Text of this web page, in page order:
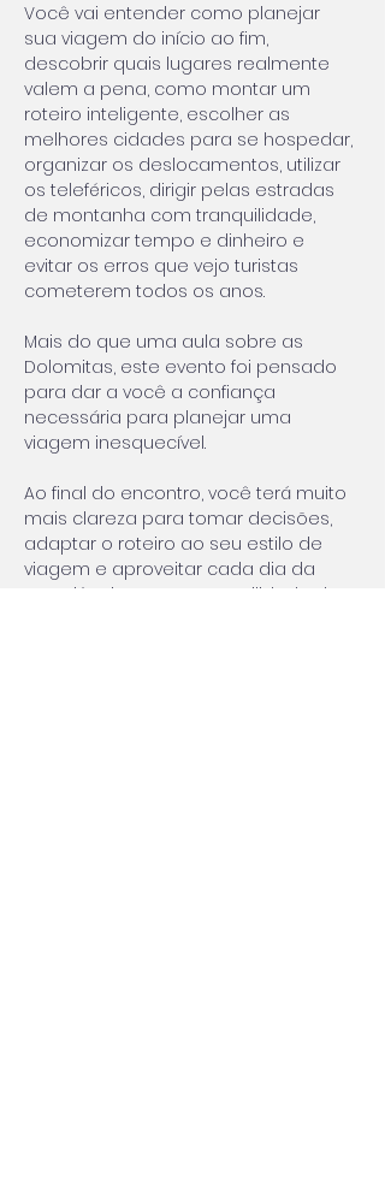
Você vai entender como planejar
sua viagem do início ao fim,
descobrir quais lugares realmente
valem a pena, como montar um
roteiro inteligente, escolher as
melhores cidades para se hospedar,
organizar os deslocamentos, utilizar
os teleféricos, dirigir pelas estradas
de montanha com tranquilidade,
economizar tempo e dinheiro e
evitar os erros que vejo turistas
cometerem todos os anos.
Mais do que uma aula sobre as
Dolomitas, este evento foi pensado
para dar a você a confiança
necessária para planejar uma
viagem inesquecível.
Ao final do encontro, você terá muito
mais clareza para tomar decisões,
adaptar o roteiro ao seu estilo de
viagem e aproveitar cada dia da
experiência com a tranquilidade de